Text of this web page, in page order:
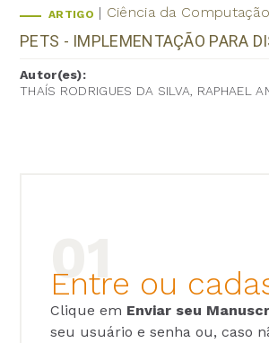
ARTIGO Ciência da Computação
PETS - IMPLEMENTAÇÃO PARA
Autor(es):
THAÍS RODRIGUES DA SILVA, RAPHAEL
Entre ou
Clique em Enviar seu
seu usuário e senha ou, caso